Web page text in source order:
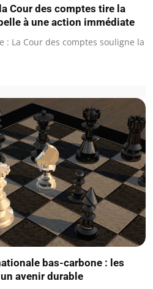
Cour des comptes tire la
à une action immédiate
: La Cour des comptes souligne la
bas-carbone : les
avenir durable